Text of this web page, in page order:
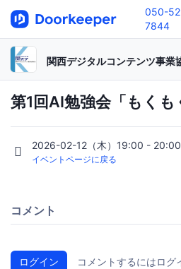
050-
7844
関西デジタルコンテンツ事業
第1回AI勉強会「もくも
2026-02-12（木）19:00 - 20:00
イベントページに戻る
コメント
ログイン コメントするにはログ